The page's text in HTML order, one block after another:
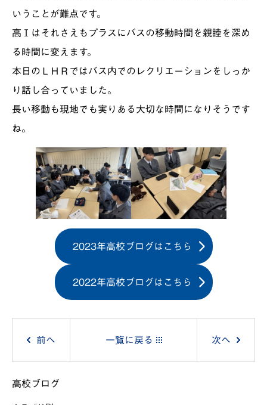
いうことが難点です。
高Ⅰはそれさえもプラスにバスの移動時間を親睦を深め
る時間に変えます。
本日のＬＨＲではバス内でのレクリエーションをしっか
り話し合っていました。
長い移動も現地でも実りある大切な時間になりそうです
ね。
2023年高校ブログはこちら
2022年高校ブログはこちら
稿
ナ
前へ 一覧に戻る 次へ
高校ブログ